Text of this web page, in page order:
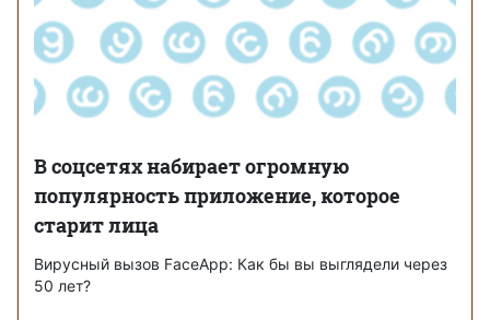
В соцсетях набирает огромную
популярность приложение, которое
старит лица
Вирусный вызов FaceApp: Как бы вы выглядели через
50 лет?